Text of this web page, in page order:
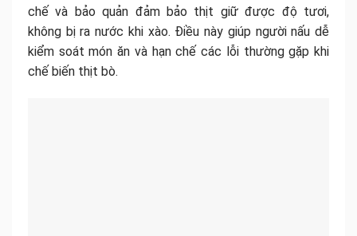
chế và bảo quản đảm bảo thịt giữ được độ tươi,
không bị ra nước khi xào. Điều này giúp người nấu dễ
kiểm soát món ăn và hạn chế các lỗi thường gặp khi
chế biến thịt bò.